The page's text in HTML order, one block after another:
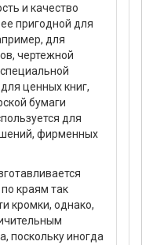
и качество
пригодной для
для
чертежной
ценных книг,
бумаги
для
фирменных
краям так
кромки, однако,
поскольку иногда